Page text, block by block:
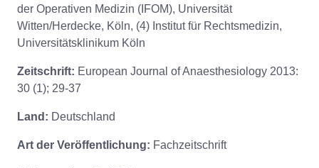
der Operativen Medizin (IFOM), Universität
Witten/Herdecke, Köln, (4) Institut für Rechtsmedizin,
Universitätsklinikum Köln
Zeitschrift: European Journal of Anaesthesiology 2013:
30 (1); 29-37
Land: Deutschland
Art der Veröffentlichung: Fachzeitschrift